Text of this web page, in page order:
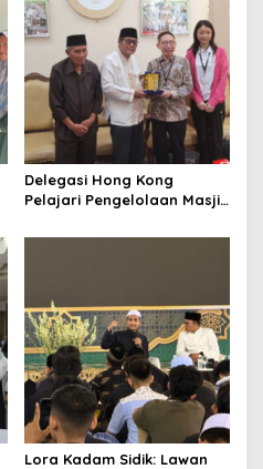
Delegasi Hong Kong
Pelajari Pengelolaan Masjid
Lora Kadam Sidik: Lawan